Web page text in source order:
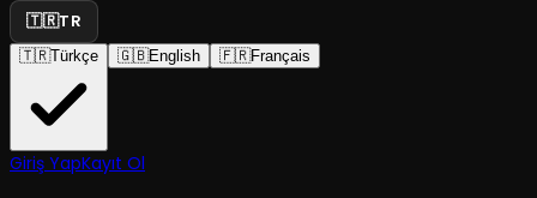
🇹🇷TR
🇹🇷Türkçe 🇬🇧English 🇫🇷Français
Giriş YapKayıt Ol